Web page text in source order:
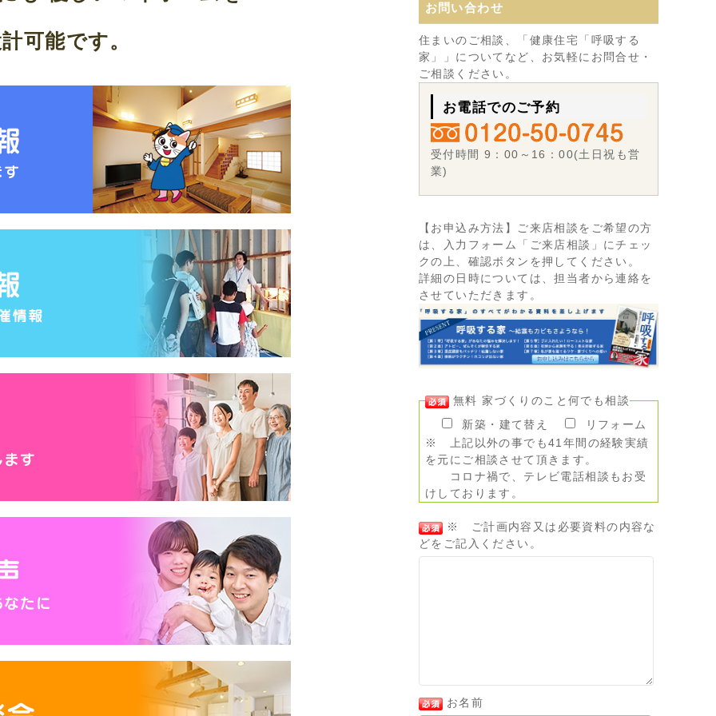
可能です。
お問い合わせ
住まいのご相談、「健康住宅「呼吸する
家」」についてなど、お気軽にお問合せ・
ご相談ください。
お電話でのご予約
受付時間 9：00～16：00(土日祝も営
業)
【お申込み方法】ご来店相談をご希望の方
は、入力フォーム「ご来店相談」にチェッ
クの上、確認ボタンを押してください。
詳細の日時については、担当者から連絡を
させていただきます。
無料 家づくりのこと何でも相談
新築・建て替え
リフォーム
※ 上記以外の事でも41年間の経験実績
を元にご相談させて頂きます。
コロナ禍で、テレビ電話相談もお受
けしております。
※ ご計画内容又は必要資料の内容な
どをご記入ください。
お名前